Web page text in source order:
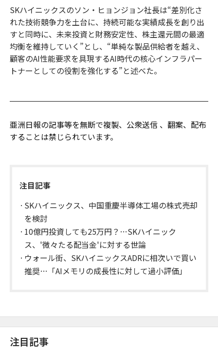
SKハイニックスのソン・ヒョンジョン社長は“差別化さ
れた技術競争力を土台に、持続可能な実績成長を創り出
すと同時に、未来投資と財務安定性、株主還元間の最適
均衡を維持していく”とし、“単純な製品供給者を越え、
顧客のAI性能要求を具現するAI時代の核心インフラパー
トナーとしての役割を強化する”と述べた。
亜洲日報の記事等を無断で複製、公衆送信 、翻案、配布
することは禁じられています。
注目記事
SKハイニックス、中国重慶半導体工場の株式売却
を検討
10億円投資しても25万円？…SKハイニック
ス、'微々たる配当金'に対する世論
ウォール街、SKハイニックスADRに相次いで買い
推奨…「AIメモリの成長性に対して過小評価」
注目記事